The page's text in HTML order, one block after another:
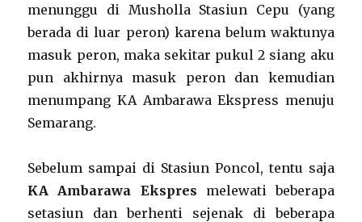
menunggu di Musholla Stasiun Cepu (yang
berada di luar peron) karena belum waktunya
masuk peron, maka sekitar pukul 2 siang aku
pun akhirnya masuk peron dan kemudian
menumpang KA Ambarawa Ekspress menuju
Semarang.
Sebelum sampai di Stasiun Poncol, tentu saja
KA Ambarawa Ekspres melewati beberapa
setasiun dan berhenti sejenak di beberapa